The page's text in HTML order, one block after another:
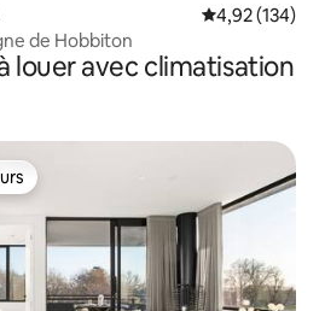
Note
4,92 (134)
de Hobbiton
louer avec climatisation